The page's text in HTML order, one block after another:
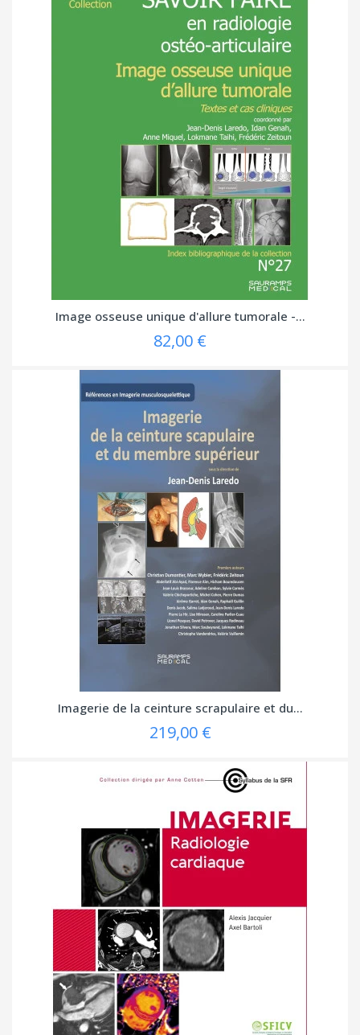
Image osseuse unique d'allure tumorale -...
82,00 €
Imagerie de la ceinture scrapulaire et du...
219,00 €